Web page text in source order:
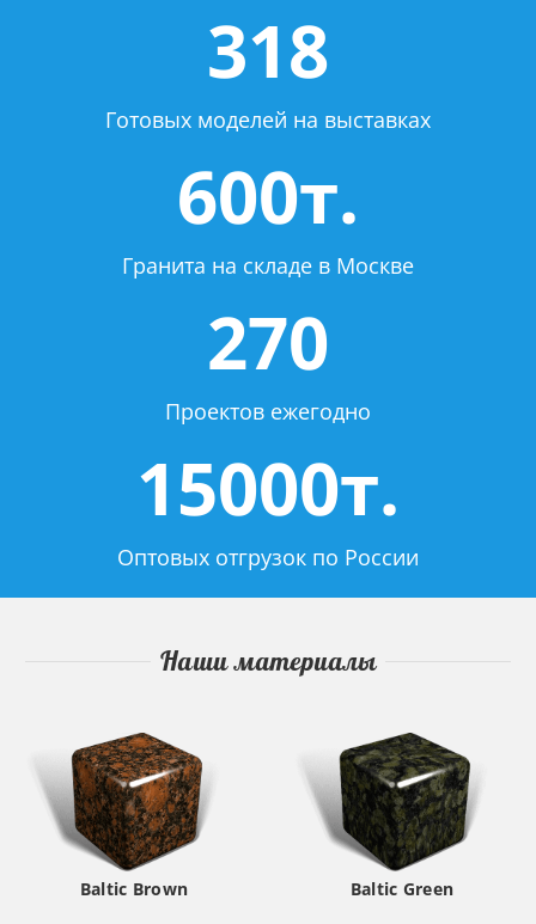
318
Готовых моделей на выставках
600т.
Гранита на складе в Москве
270
Проектов ежегодно
15000т.
Оптовых отгрузок по России
Наши материалы
Baltic Brown Baltic Green